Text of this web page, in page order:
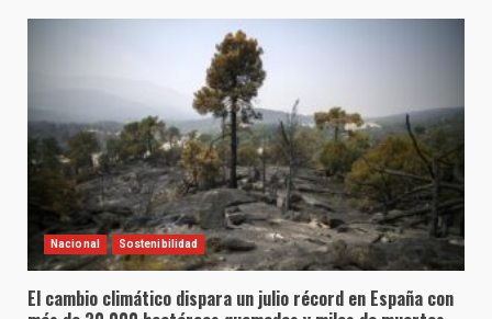
Nacional Sostenibilidad
El cambio climático dispara un julio récord en España con